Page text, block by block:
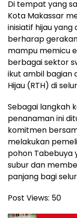
​Di tempat yang
Kota Makassar
inisiatif hijau yang
berharap
mampu memicu
berbagai sektor
ikut ambil bagian
Hijau (RTH) di
​Sebagai langkah
penanaman ini
komitmen
melakukan
pohon
subur dan
panjang bagi
Post Views: 50